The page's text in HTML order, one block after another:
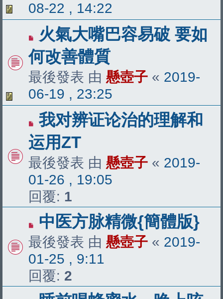
08-22 , 14:22
火氣大嘴巴容易破 要如
何改善體質
最後發表 由 懸壺子 « 2019-
06-19 , 23:25
我对辨证论治的理解和
运用ZT
最後發表 由 懸壺子 « 2019-
01-26 , 19:05
回覆: 1
中医方脉精微{簡體版}
最後發表 由 懸壺子 « 2019-
01-25 , 9:11
回覆: 2